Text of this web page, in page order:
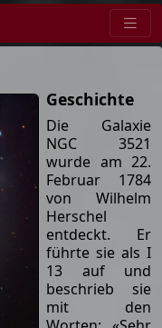
Geschichte
Die Galaxie
NGC 3521
wurde am 22.
Februar 1784
von Wilhelm
Herschel
entdeckt. Er
führte sie als I
13 auf und
beschrieb sie
mit den